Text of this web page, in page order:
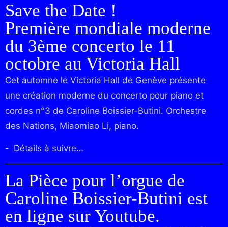
Save the Date !
Première mondiale moderne
du 3ème concerto le 11
octobre au Victoria Hall
Cet automne le Victoria Hall de Genève présente
une création moderne du concerto pour piano et
cordes n°3 de Caroline Boissier-Butini. Orchestre
des Nations, Miaomiao Li, piano.
​Détails à suivre…
La Pièce pour l’orgue de
Caroline Boissier-Butini est
en ligne sur Youtube.